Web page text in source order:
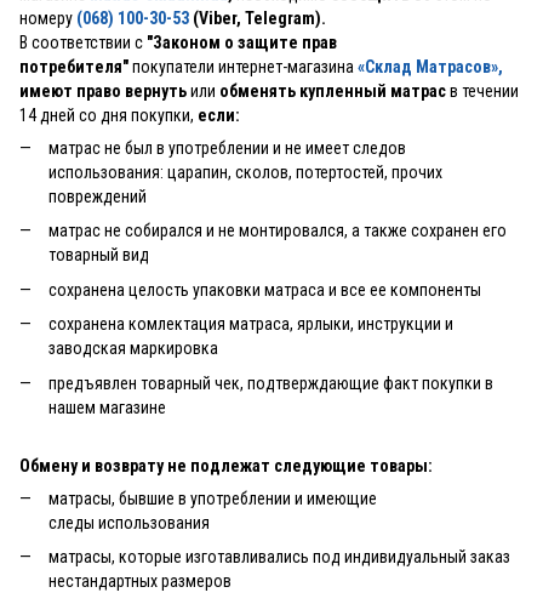
номеру (068) 100-30-53 (Viber, Telegram).
В соответствии с "Законом о защите прав
потребителя"покупатели интернет-магазина «Склад Матрасов»,
имеют право вернутьили обменять купленный матрасв течении
14 дней со дня покупки, если:
матрас не был в употреблении и не имеет следов
использования: царапин, сколов, потертостей, прочих
повреждений
матрас не собирался и не монтировался, а также сохранен его
товарный вид
сохранена целость упаковки матраса и все ее компоненты
сохранена комлектация матраса, ярлыки, инструкции и
заводская маркировка
предъявлен товарный чек, подтверждающие факт покупки в
нашем магазине
Обмену и возврату не подлежат следующие товары:
матрасы, бывшие в употреблении и имеющие
следы использования
матрасы, которые изготавливались под индивидуальный заказ
нестандартных размеров